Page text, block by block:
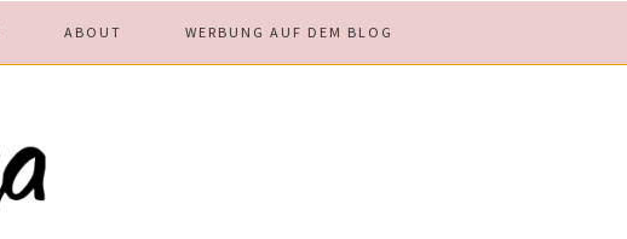
ABOUT WERBUNG AUF DEM BLOG